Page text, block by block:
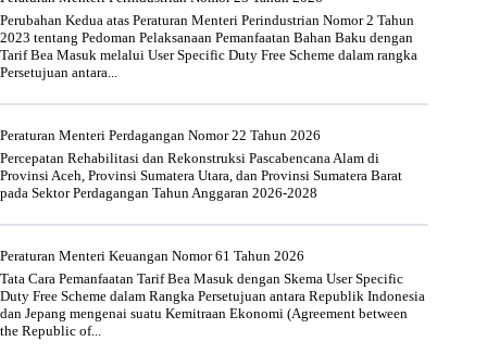
Perubahan Kedua atas Peraturan Menteri Perindustrian Nomor 2 Tahun
2023 tentang Pedoman Pelaksanaan Pemanfaatan Bahan Baku dengan
Tarif Bea Masuk melalui User Specific Duty Free Scheme dalam rangka
Persetujuan antara...
Peraturan Menteri Perdagangan Nomor 22 Tahun 2026
Percepatan Rehabilitasi dan Rekonstruksi Pascabencana Alam di
Provinsi Aceh, Provinsi Sumatera Utara, dan Provinsi Sumatera Barat
pada Sektor Perdagangan Tahun Anggaran 2026-2028
Peraturan Menteri Keuangan Nomor 61 Tahun 2026
Tata Cara Pemanfaatan Tarif Bea Masuk dengan Skema User Specific
Duty Free Scheme dalam Rangka Persetujuan antara Republik Indonesia
dan Jepang mengenai suatu Kemitraan Ekonomi (Agreement between
the Republic of...